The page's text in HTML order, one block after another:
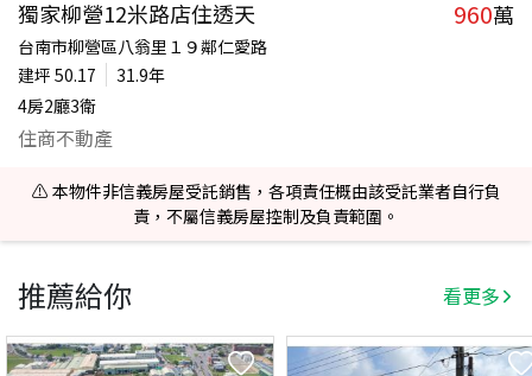
獨家柳營12米路店住透天 960萬
台南市柳營區八翁里１９鄰仁愛路
建坪 50.17
31.9年
4房2廳3衛
住商不動產
⚠️ 本物件非信義房屋受託銷售，各項責任概由該受託業者自行負
責，不屬信義房屋控制及負責範圍。
推薦給你 看更多